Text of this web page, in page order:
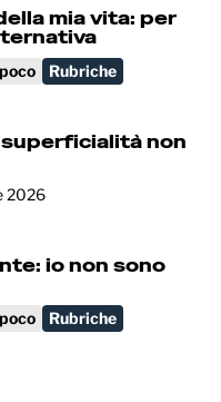
mia vita: per
Rubriche
superficialità non
2026
io non sono
Rubriche